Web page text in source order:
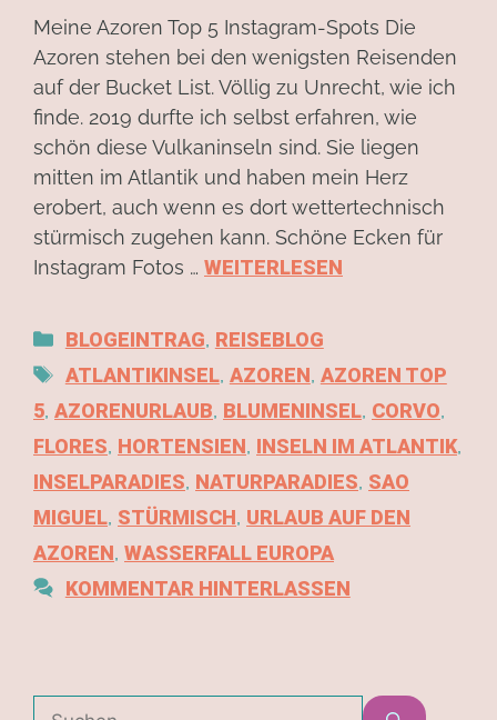
Meine Azoren Top 5 Instagram-Spots Die
Azoren stehen bei den wenigsten Reisenden
auf der Bucket List. Völlig zu Unrecht, wie ich
finde. 2019 durfte ich selbst erfahren, wie
schön diese Vulkaninseln sind. Sie liegen
mitten im Atlantik und haben mein Herz
erobert, auch wenn es dort wettertechnisch
stürmisch zugehen kann. Schöne Ecken für
Instagram Fotos … WEITERLESEN
BLOGEINTRAG, REISEBLOG
ATLANTIKINSEL, AZOREN, AZOREN TOP
5, AZORENURLAUB, BLUMENINSEL, CORVO,
FLORES, HORTENSIEN, INSELN IM ATLANTIK,
INSELPARADIES, NATURPARADIES, SAO
MIGUEL, STÜRMISCH, URLAUB AUF DEN
AZOREN, WASSERFALL EUROPA
KOMMENTAR HINTERLASSEN